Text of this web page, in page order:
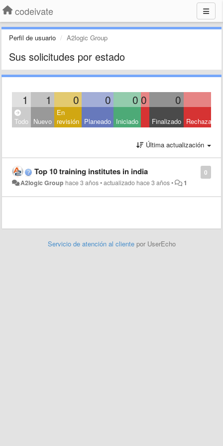
codeivate
Perfil de usuario A2logic Group
Sus solicitudes por estado
1 1 0 0 0 0 0
Todo Nuevo
En
revisión Planeado Iniciado Finalizado Rechazado
Última actualización
0
Top 10 training institutes in india
A2logic Group hace 3 años•actualizado hace 3 años• 1
Servicio de atención al cliente por UserEcho